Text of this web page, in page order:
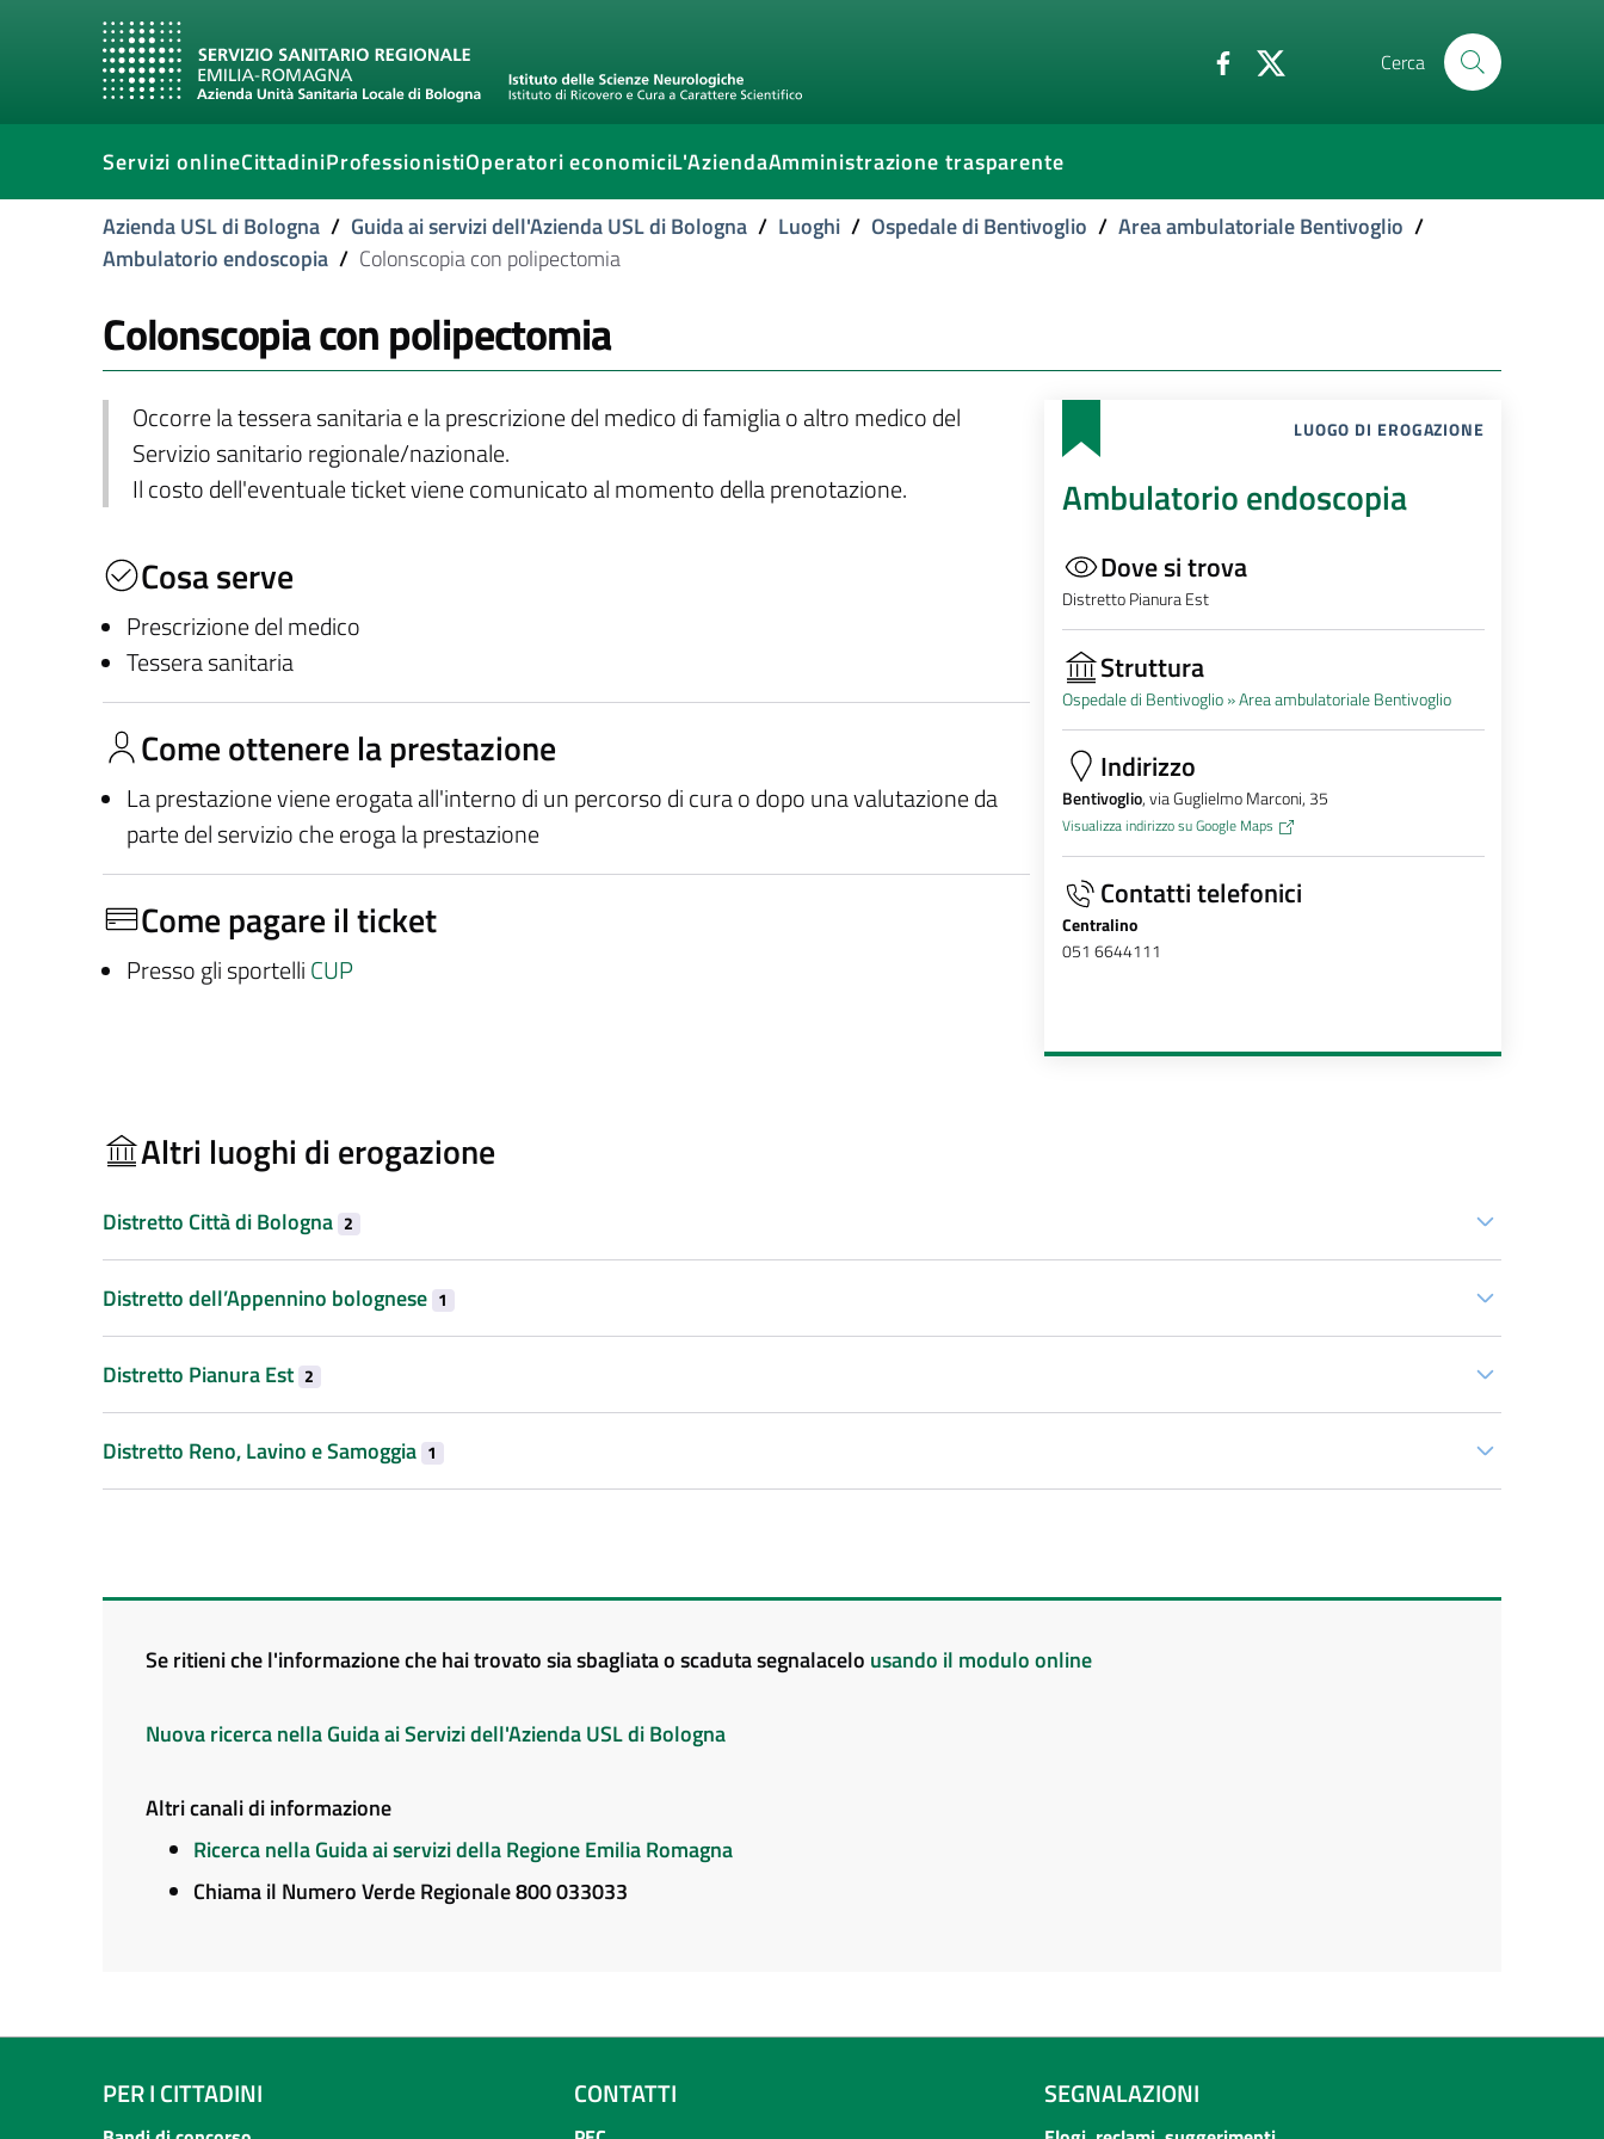
Cerca
Servizi onlineCittadiniProfessionistiOperatori economiciL'AziendaAmministrazione trasparente
Azienda USL di Bologna / Guida ai servizi dell'Azienda USL di Bologna / Luoghi / Ospedale di Bentivoglio / Area ambulatoriale Bentivoglio /
Ambulatorio endoscopia / Colonscopia con polipectomia
Colonscopia con polipectomia
Occorre la tessera sanitaria e la prescrizione del medico di famiglia o altro medico del
Servizio sanitario regionale/nazionale.
Il costo dell'eventuale ticket viene comunicato al momento della prenotazione.
Cosa serve
Prescrizione del medico
Tessera sanitaria
Come ottenere la prestazione
La prestazione viene erogata all'interno di un percorso di cura o dopo una valutazione da
parte del servizio che eroga la prestazione
Come pagare il ticket
Presso gli sportelli CUP
LUOGO DI EROGAZIONE
Ambulatorio endoscopia
Dove si trova
Distretto Pianura Est
Struttura
Ospedale di Bentivoglio »Area ambulatoriale Bentivoglio
Indirizzo
Bentivoglio, via Guglielmo Marconi, 35
Visualizza indirizzo su Google Maps
Contatti telefonici
Centralino
051 6644111
Altri luoghi di erogazione
Distretto Città di Bologna 2
Distretto dell’Appennino bolognese 1
Distretto Pianura Est 2
Distretto Reno, Lavino e Samoggia 1
Se ritieni che l'informazione che hai trovato sia sbagliata o scaduta segnalacelo usando il modulo online
Nuova ricerca nella Guida ai Servizi dell'Azienda USL di Bologna
Altri canali di informazione
Ricerca nella Guida ai servizi della Regione Emilia Romagna
Chiama il Numero Verde Regionale 800 033033
PER I CITTADINI CONTATTI SEGNALAZIONI